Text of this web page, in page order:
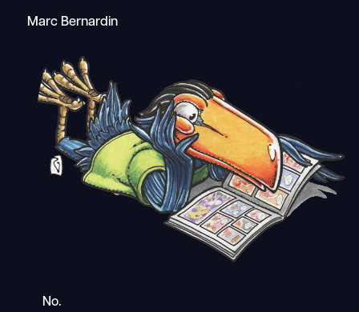
Marc Bernardin
No.